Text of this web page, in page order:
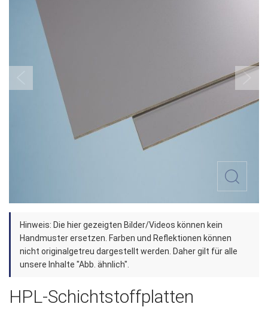
Bildergalerie
Zum
Anfang
der
Bildergalerie
Hinweis: Die hier gezeigten Bilder/Videos können kein
Handmuster ersetzen. Farben und Reflektionen können
nicht originalgetreu dargestellt werden. Daher gilt für alle
unsere Inhalte "Abb. ähnlich".
HPL-Schichtstoffplatten